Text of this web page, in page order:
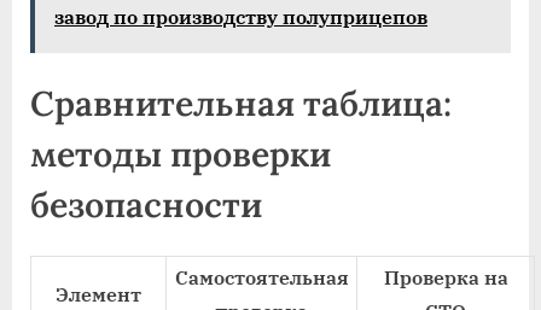
завод по производству полуприцепов
Сравнительная таблица:
методы проверки
безопасности
Элемент
Самостоятельная
Проверка на